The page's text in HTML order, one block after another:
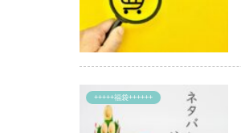
+++++福袋++++++